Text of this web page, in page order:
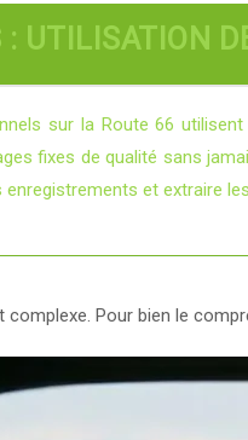
: UTILISATION
sur la Route 66
fixes de qualité sans
et extraire
Pour bien le